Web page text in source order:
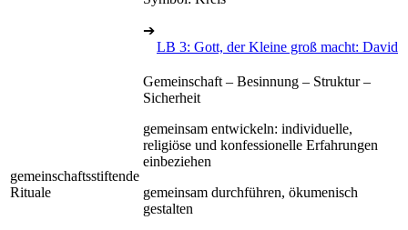
➔
LB 3: Gott, der Kleine groß macht: David
gemeinschaftsstiftende
Rituale
Gemeinschaft – Besinnung – Struktur –
Sicherheit
gemeinsam entwickeln: individuelle,
religiöse und konfessionelle Erfahrungen
einbeziehen
gemeinsam durchführen, ökumenisch
gestalten